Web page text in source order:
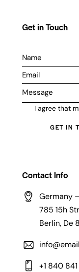
Get in Touch
I agree that
Contact Info
Germany
785 15h
Berlin, De
+1 840